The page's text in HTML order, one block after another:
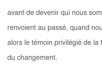
avant de devenir qui nous
renvoient au passé, quand
alors le témoin privilégié de
du changement.